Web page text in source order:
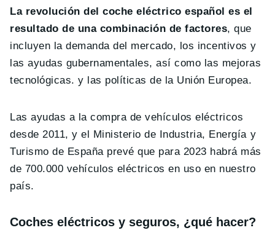
La revolución del coche eléctrico español es el
resultado de una combinación de factores, que
incluyen la demanda del mercado, los incentivos y
las ayudas gubernamentales, así como las mejoras
tecnológicas. y las políticas de la Unión Europea.
Las ayudas a la compra de vehículos eléctricos
desde 2011, y el Ministerio de Industria, Energía y
Turismo de España prevé que para 2023 habrá más
de 700.000 vehículos eléctricos en uso en nuestro
país.
Coches eléctricos y seguros, ¿qué hacer?